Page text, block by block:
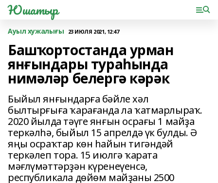
Юшатыр
Ауыл хужалығы 23 ИЮЛЯ 2021, 12:47
Башҡортостанда урман
янғындары тураһында
нимәләр белергә кәрәк
Быйыл янғындарға бәйле хәл
былтырғыға ҡарағанда ла ҡатмарлыраҡ.
2020 йылда тәүге янғын осрағы 1 майҙа
теркәлһә, быйыл 15 апрелдә үк булды. Ә
яңы осраҡтар көн һайын тигәндәй
теркәлеп тора. 15 июлгә ҡарата
мәғлүмәттәрҙән күренеүенсә,
республикала дөйөм майҙаны 2500